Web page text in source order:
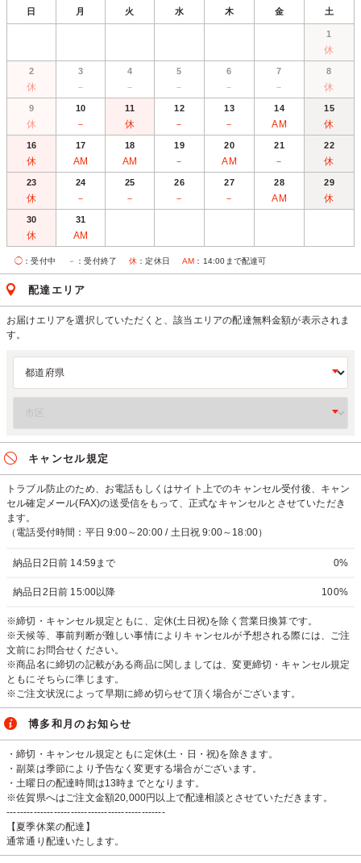
日 月 火 水 木 金 土
1
休
2
休
3
－
4
－
5
－
6
－
7
－
8
休
9
休
10
－
11
休
12
－
13
－
14
AM
15
休
16
休
17
AM
18
AM
19
－
20
AM
21
－
22
休
23
休
24
－
25
－
26
－
27
－
28
AM
29
休
30
休
31
AM
◯ ：受付中 － ：受付終了 休 ：定休日 AM ：14:00まで配達可
配達エリア
お届けエリアを選択していただくと、該当エリアの配達無料金額が表示されま
す。
キャンセル規定
トラブル防止のため、お電話もしくはサイト上でのキャンセル受付後、キャン
セル確定メール(FAX)の送受信をもって、正式なキャンセルとさせていただき
ます。
（電話受付時間：平日 9:00～20:00 / 土日祝 9:00～18:00）
納品日2日前 14:59まで 0%
納品日2日前 15:00以降 100%
※締切・キャンセル規定ともに、定休(土日祝)を除く営業日換算です。
※天候等、事前判断が難しい事情によりキャンセルが予想される際には、ご注
文前にお問合せください。
※商品名に締切の記載がある商品に関しましては、変更締切・キャンセル規定
ともにそちらに準じます。
※ご注文状況によって早期に締め切らせて頂く場合がございます。
博多和月のお知らせ
・締切・キャンセル規定ともに定休(土・日・祝)を除きます。
・副菜は季節により予告なく変更する場合がございます。
・土曜日の配達時間は13時までとなります。
※佐賀県へはご注文金額20,000円以上で配達相談とさせていただきます。
-----------------------------------------------
【夏季休業の配達】
通常通り配達いたします。